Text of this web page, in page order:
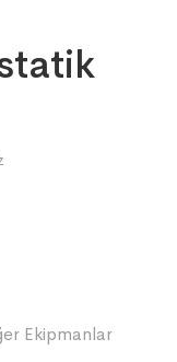
Ekipmanlar